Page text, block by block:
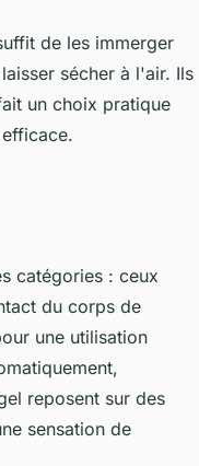
de les immerger
sécher à l'air. Ils
un choix pratique
catégories : ceux
du corps de
une utilisation
reposent sur des
sensation de